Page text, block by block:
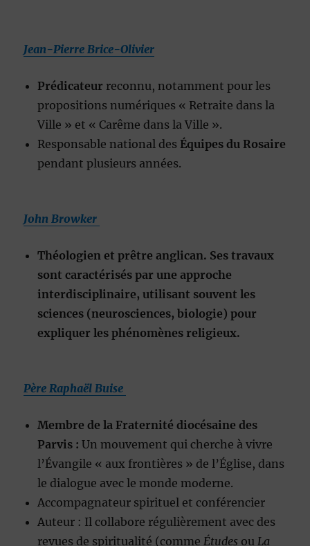
Jean-Pierre Brice-Olivier
Prédicateur reconnu, notamment pour les
propositions numériques « Retraite dans la
Ville » et « Carême dans la Ville ».
Responsable national desÉquipes du Rosaire
pendant plusieurs années.
John Browker
Théologien et prêtre anglican. Ses travaux
sont caractérisés par une approche
interdisciplinaire, utilisant souvent les
sciences (neurosciences, biologie) pour
expliquer les phénomènes religieux.
Père Raphaël Buise
Membre de la Fraternité diocésaine des
Parvis : Un mouvement qui cherche à vivre
l’Évangile « aux frontières » de l’Église, dans
le dialogue avec le monde moderne.
Accompagnateur spirituel et conférencier
Auteur : Il collabore régulièrement avec des
revues de spiritualité (commeÉtudes ouLa